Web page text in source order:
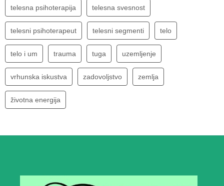
telesna psihoterapija telesna svesnost
telesni psihoterapeut telesni segmenti telo
telo i um trauma tuga uzemljenje
vrhunska iskustva zadovoljstvo zemlja
životna energija